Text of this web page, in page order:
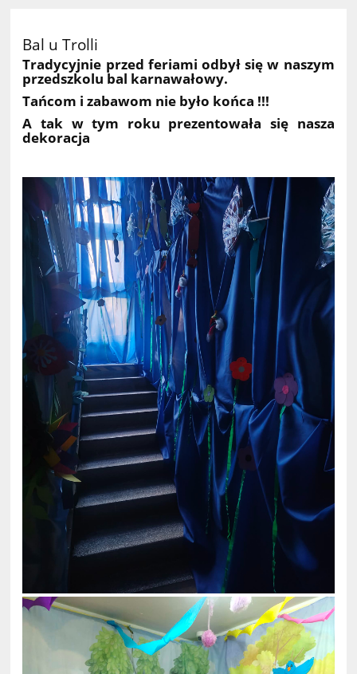
Bal u Trolli
Tradycyjnie przed feriami odbył się w naszym
przedszkolu bal karnawałowy.
Tańcom i zabawom nie było końca !!!
A tak w tym roku prezentowała się nasza
dekoracja